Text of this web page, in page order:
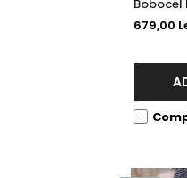
Bobocel
679,00